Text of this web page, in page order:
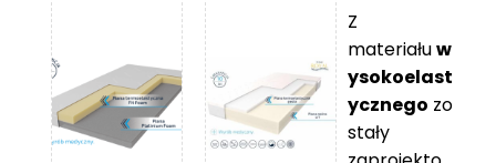
do
5
265 zł
Z
materiałuw
ysokoelast
ycznego zo
stały